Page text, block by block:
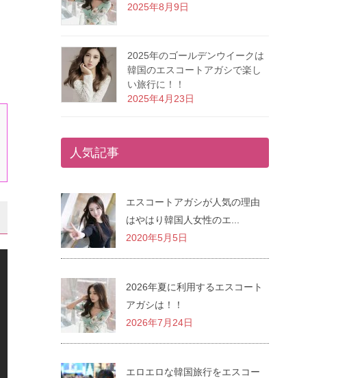
2025年8月9日
2025年のゴールデンウイークは
韓国のエスコートアガシで楽し
い旅行に！！
2025年4月23日
人気記事
エスコートアガシが人気の理由
はやはり韓国人女性のエ...
2020年5月5日
2026年夏に利用するエスコート
アガシは！！
2026年7月24日
エロエロな韓国旅行をエスコー